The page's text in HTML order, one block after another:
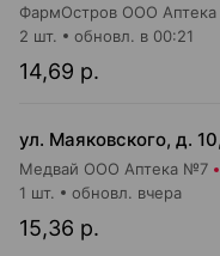
14,69 р.
2 шт. обновл. в 00:21
Медвай ООО Аптека №7
15,36 р.
1 шт. обновл. вчера